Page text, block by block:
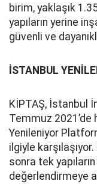
birim, yaklaşık
yapıların yerine
güvenli ve
İSTANBUL
KİPTAŞ, İstanbul
Temmuz 2021’de
Yenileniyor
ilgiyle
sonra tek
değerlendirmeye